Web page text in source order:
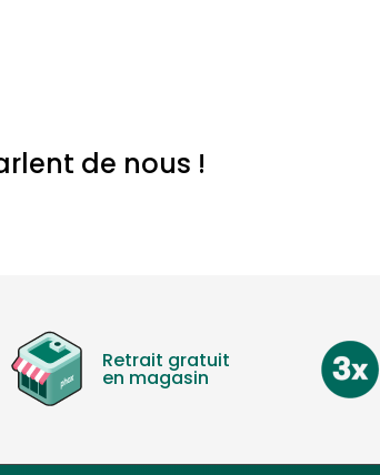
de nous !
Retrait gratuit
en magasin